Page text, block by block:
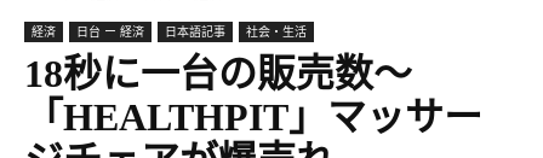
経済 日台 ー 経済 日本語記事 社会・生活
18秒に一台の販売数～
「HEALTHPIT」マッサー